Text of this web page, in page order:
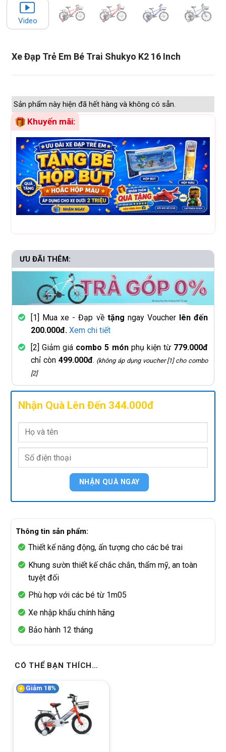
Xe Đạp Trẻ Em Bé Trai Shukyo K2 16 Inch
Video
Sản phẩm này hiện đã hết hàng và không có sẵn.
Khuyến mãi:
ƯU ĐÃI THÊM:
[1] Mua xe - Đạp về tặng ngay Voucher lên đến
200.000đ. Xem chi tiết
[2] Giảm giá combo 5 mónphụ kiện từ 779.000đ
chỉ còn 499.000đ. (không áp dụng voucher [1] cho combo
[2]
Nhận Quà Lên Đến 344.000đ
Thông tin sản phẩm:
Thiết kế năng động, ấn tượng cho các bé trai
Khung sườn thiết kế chắc chắn, thẩm mỹ, an toàn
tuyệt đối
Phù hợp với các bé từ 1m05
Xe nhập khẩu chính hãng
Bảo hành 12 tháng
CÓ THỂ BẠN THÍCH…
Giảm 18%